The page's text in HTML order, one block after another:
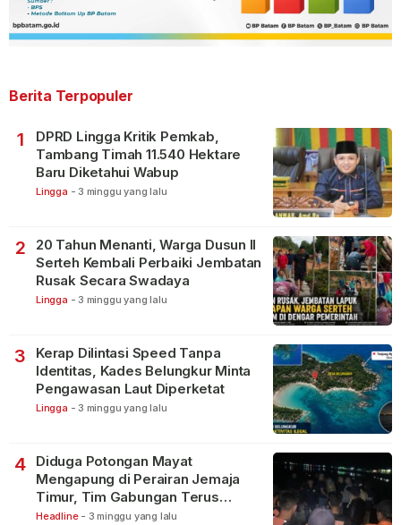
Berita Terpopuler
1
DPRD Lingga Kritik Pemkab,
Tambang Timah 11.540 Hektare
Baru Diketahui Wabup
Lingga - 3 minggu yang lalu
2
20 Tahun Menanti, Warga Dusun II
Serteh Kembali Perbaiki Jembatan
Rusak Secara Swadaya
Lingga - 3 minggu yang lalu
3
Kerap Dilintasi Speed Tanpa
Identitas, Kades Belungkur Minta
Pengawasan Laut Diperketat
Lingga - 3 minggu yang lalu
4
Diduga Potongan Mayat
Mengapung di Perairan Jemaja
Timur, Tim Gabungan Terus
Lakukan Pencarian
Headline - 3 minggu yang lalu